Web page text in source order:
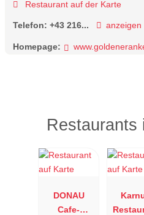
Restaurant auf der Karte
Telefon: +43 216... anzeigen
Homepage:
Restaurants
DONAU
Cafe-